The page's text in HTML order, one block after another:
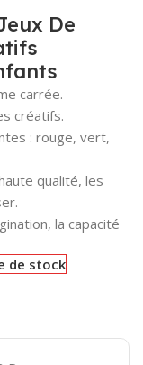
De
carrée.
créatifs.
: rouge, vert,
qualité, les
la capacité
de stock